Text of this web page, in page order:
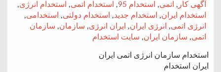
آگهی کار , اتمی, استخدام 95 , استخدام اتمی, استخدام انرژی,
استخدام ایران, استخدام جدید, استخدام دولتی, استخدامی,
انرژی اتمی, انرژی ایران, ایران انرژی, سازمان, سازمان
اتمی, سازمان ایران, سایت استخدام
استخدام سازمان انرژی اتمی ایران
ایران استخدام